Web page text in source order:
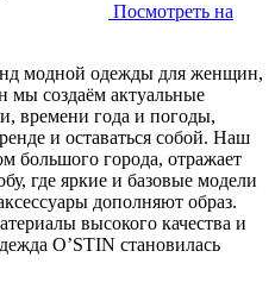
Посмотреть на
модной одежды для женщин,
создаём актуальные
времени года и погоды,
и оставаться собой. Наш
большого города, отражает
где яркие и базовые модели
дополняют образ.
высокого качества и
O’STIN становилась